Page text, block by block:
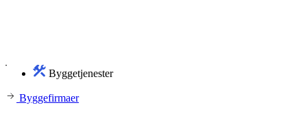
Byggetjenester
Byggefirmaer